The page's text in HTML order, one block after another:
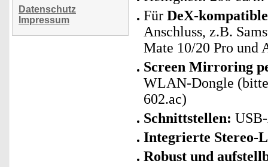
Datenschutz
Impressum
Für DeX-
Anschluss, z.B.
Mate 10/20 Pro und
Screen Mirroring
WLAN-Dongle
602.ac)
Schnittstellen:
Integrierte Stereo-
Robust und